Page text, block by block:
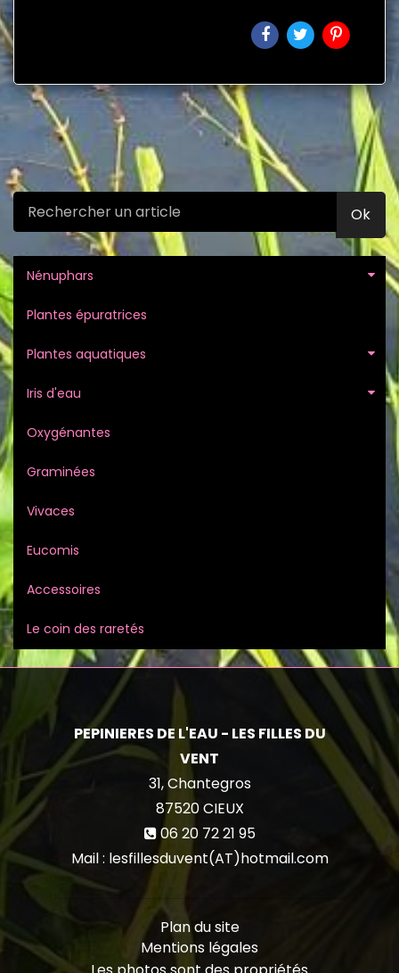
Ok
Nénuphars
Plantes épuratrices
Plantes aquatiques
Iris d'eau
Oxygénantes
Graminées
Vivaces
Eucomis
Accessoires
Le coin des raretés
PEPINIERES DE L'EAU - LES FILLES DU
VENT
31, Chantegros
87520CIEUX
06 20 72 21 95
Mail : lesfillesduvent(AT)hotmail.com
Plan du site
Mentions légales